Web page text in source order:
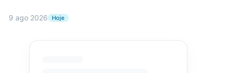
9 ago 2026 Hoje